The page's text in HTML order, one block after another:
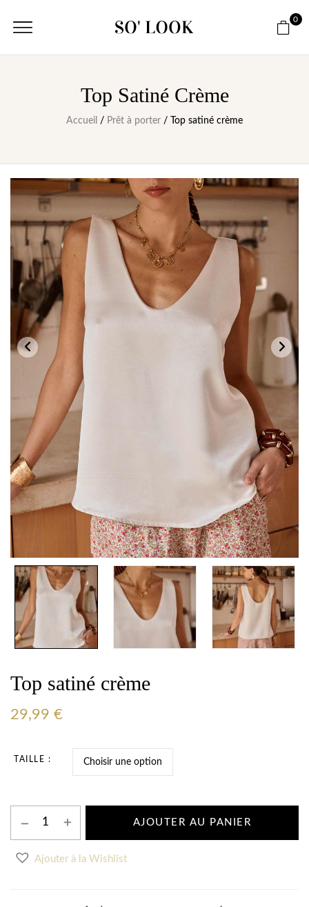
0
Top Satiné Crème
Accueil / Prêt à porter / Top satiné crème
Top satiné crème
29,99 €
TAILLE
AJOUTER AU PANIER
Ajouter à la Wishlist